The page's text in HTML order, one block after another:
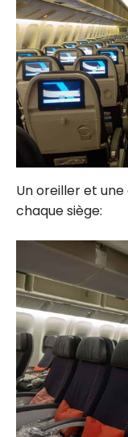
Un oreiller et
chaque siège: